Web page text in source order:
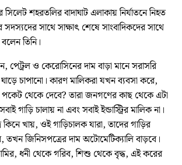
শহরতলির বাদাঘাট এলাকায় নির্যাতনে নিহত
সদস্যদের সাথে সাক্ষাৎ শেষে সাংবাদিকদের সাথে
তিনি।
পেট্রল ও কেরোসিনের দাম বাড়া মানে সরাসরি
চাপানো। কারণ মালিকরা যখন ব্যবসা করে,
পকেট থেকে দেবে? তারা জনগণের কাছ থেকে এটা
চালায় না এবং সবাই ইন্ডাস্ট্রির মালিক না।
খায়, ওই গাড়িচালক যারা, তাদের গাড়ির
তখন জিনিসপত্রের দাম অটোমেটিক্যালি বাড়বে।
ধনী থেকে গরিব, শিশু থেকে বৃদ্ধ, এই করের